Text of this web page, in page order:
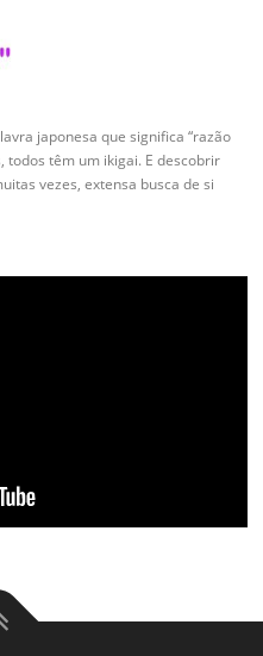
japonesa que significa “razão
todos têm um ikigai. E descobrir
vezes, extensa busca de si